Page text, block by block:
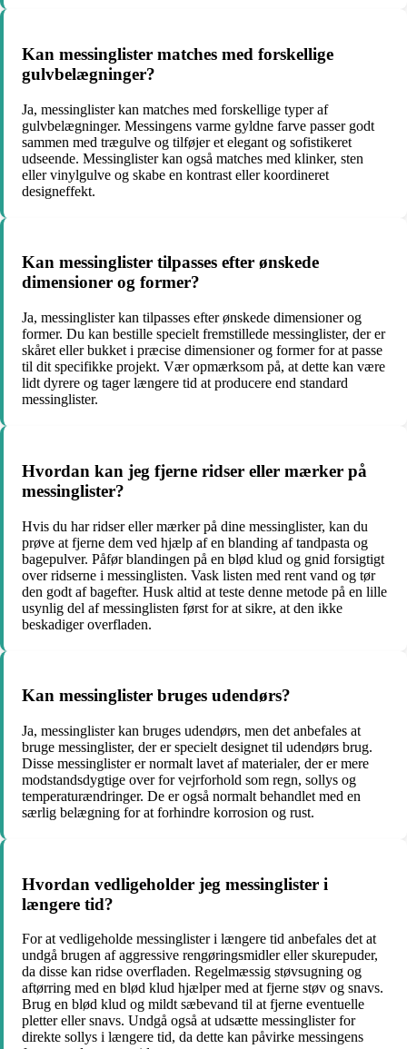
Kan messinglister matches med forskellige
gulvbelægninger?
Ja, messinglister kan matches med forskellige typer af
gulvbelægninger. Messingens varme gyldne farve passer godt
sammen med trægulve og tilføjer et elegant og sofistikeret
udseende. Messinglister kan også matches med klinker, sten
eller vinylgulve og skabe en kontrast eller koordineret
designeffekt.
Kan messinglister tilpasses efter ønskede
dimensioner og former?
Ja, messinglister kan tilpasses efter ønskede dimensioner og
former. Du kan bestille specielt fremstillede messinglister, der er
skåret eller bukket i præcise dimensioner og former for at passe
til dit specifikke projekt. Vær opmærksom på, at dette kan være
lidt dyrere og tager længere tid at producere end standard
messinglister.
Hvordan kan jeg fjerne ridser eller mærker på
messinglister?
Hvis du har ridser eller mærker på dine messinglister, kan du
prøve at fjerne dem ved hjælp af en blanding af tandpasta og
bagepulver. Påfør blandingen på en blød klud og gnid forsigtigt
over ridserne i messinglisten. Vask listen med rent vand og tør
den godt af bagefter. Husk altid at teste denne metode på en lille
usynlig del af messinglisten først for at sikre, at den ikke
beskadiger overfladen.
Kan messinglister bruges udendørs?
Ja, messinglister kan bruges udendørs, men det anbefales at
bruge messinglister, der er specielt designet til udendørs brug.
Disse messinglister er normalt lavet af materialer, der er mere
modstandsdygtige over for vejrforhold som regn, sollys og
temperaturændringer. De er også normalt behandlet med en
særlig belægning for at forhindre korrosion og rust.
Hvordan vedligeholder jeg messinglister i
længere tid?
For at vedligeholde messinglister i længere tid anbefales det at
undgå brugen af aggressive rengøringsmidler eller skurepuder,
da disse kan ridse overfladen. Regelmæssig støvsugning og
aftørring med en blød klud hjælper med at fjerne støv og snavs.
Brug en blød klud og mildt sæbevand til at fjerne eventuelle
pletter eller snavs. Undgå også at udsætte messinglister for
direkte sollys i længere tid, da dette kan påvirke messingens